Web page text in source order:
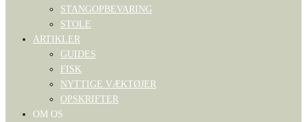
STANGOPBEVARING
STOLE
ARTIKLER
GUIDES
FISK
NYTTIGE VÆKTØJER
OPSKRIFTER
OM OS